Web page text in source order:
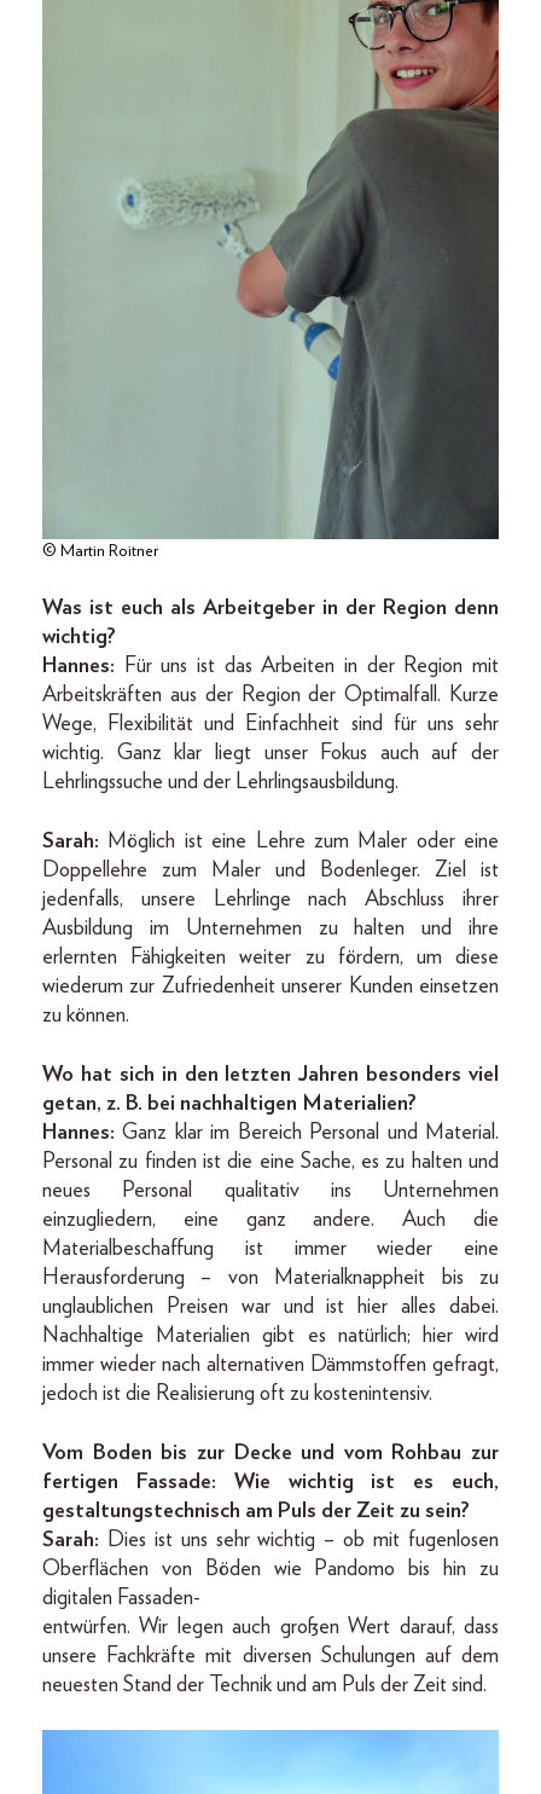
© Martin Roitner
Was ist euch als Arbeitgeber in der Region denn
wichtig?
Hannes:
Für uns ist das Arbeiten in der Region mit
Arbeitskräften aus der Region der Optimalfall. Kurze
Wege, Flexibilität und Einfachheit sind für uns sehr
wichtig. Ganz klar liegt unser Fokus auch auf der
Lehrlingssuche und der Lehrlingsausbildung.
Sarah:
Möglich ist eine Lehre zum Maler oder eine
Doppellehre zum Maler und Bodenleger. Ziel ist
jedenfalls, unsere Lehrlinge nach Abschluss ihrer
Ausbildung im Unternehmen zu halten und ihre
erlernten Fähigkeiten weiter zu fördern, um diese
wiederum zur Zufriedenheit unserer Kunden einsetzen
zu können.
Wo hat sich in den letzten Jahren besonders viel
getan, z. B. bei nachhaltigen Materialien?
Hannes:Ganz klar im Bereich Personal und Material.
Personal zu finden ist die eine Sache, es zu halten und
neues Personal qualitativ ins Unternehmen
einzugliedern, eine ganz andere. Auch die
Materialbeschaffung ist immer wieder eine
Herausforderung – von Materialknappheit bis zu
unglaublichen Preisen war und ist hier alles dabei.
Nachhaltige Materialien gibt es natürlich; hier wird
immer wieder nach alternativen Dämmstoffen gefragt,
jedoch ist die Realisierung oft zu kostenintensiv.
Vom Boden bis zur Decke und vom Rohbau zur
fertigen Fassade: Wie wichtig ist es euch,
gestaltungstechnisch am Puls der Zeit zu sein?
Sarah: Dies ist uns sehr wichtig – ob mit fugenlosen
Oberflächen von Böden wie Pandomo bis hin zu
digitalen Fassaden-
entwürfen. Wir legen auch großen Wert darauf, dass
unsere Fachkräfte mit diversen Schulungen auf dem
neuesten Stand der Technik und am Puls der Zeit sind.